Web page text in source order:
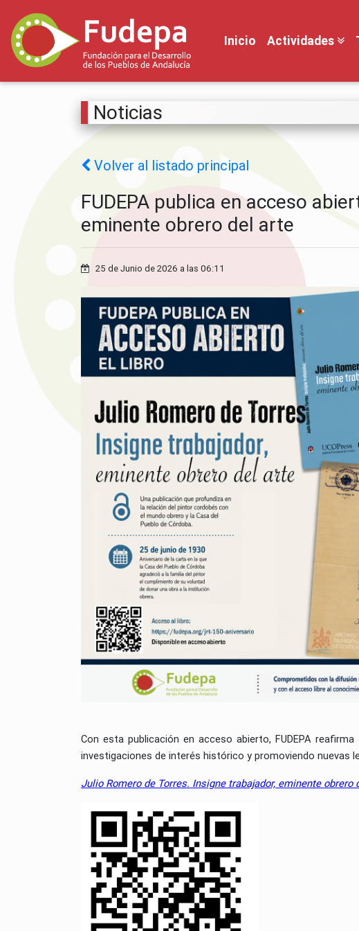
Inicio Actividades
Noticias
Volver al listado principal
FUDEPA publica en acceso
eminente obrero del arte
25 de Junio de 2026 a las 06:11
Con esta publicación en acceso abierto, FUDEPA
investigaciones de interés histórico y promoviendo nuevas
Julio Romero de Torres. Insigne trabajador, eminente obrero